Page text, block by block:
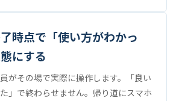
時点で「使い方がわかっ
にする
がその場で実際に操作します。「良い
」で終わらせません。帰り道にスマホ